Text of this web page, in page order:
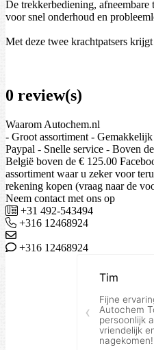
De trekkerbediening, afneembare
voor snel onderhoud en
Met deze twee krachtpatsers
0 review(s)
Waarom Autochem.nl
- Groot assortiment -
Paypal - Snelle service - Boven
België boven de € 125.00
assortiment waar u zeker voor
rekening kopen (vraag naar de
Neem contact met ons op
+31 492-543494
+316 12468924
+316 12468924